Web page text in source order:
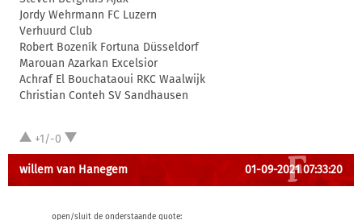
Jordy Wehrmann FC Luzern
Verhuurd Club
Robert Bozeník Fortuna Düsseldorf
Marouan Azarkan Excelsior
Achraf El Bouchataoui RKC Waalwijk
Christian Conteh SV Sandhausen
+1/-0
willem van Hanegem 01-09-2021 07:33:20
open/sluit de onderstaande quote: